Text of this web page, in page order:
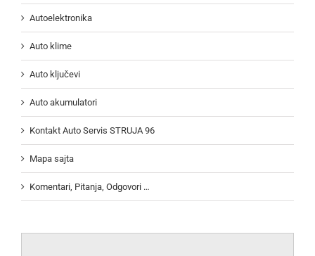
Autoelektronika
Auto klime
Auto ključevi
Auto akumulatori
Kontakt Auto Servis STRUJA 96
Mapa sajta
Komentari, Pitanja, Odgovori …